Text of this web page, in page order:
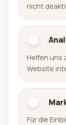
Aralel GmbH
Offizielle
Portfolio
Links zu den
Portfolio
nicht
Helfen uns
Website
Für die